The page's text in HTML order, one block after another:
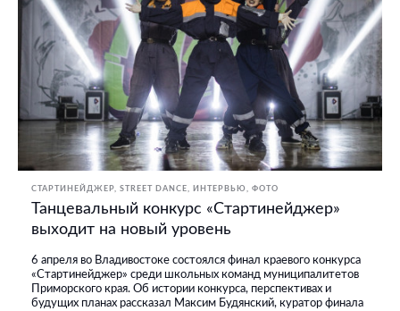
СТАРТИНЕЙДЖЕР STREET DANCE ИНТЕРВЬЮ ФОТО
Танцевальный конкурс «Стартинейджер»
выходит на новый уровень
6 апреля во Владивостоке состоялся финал краевого конкурса
«Стартинейджер» среди школьных команд муниципалитетов
Приморского края. Об истории конкурса, перспективах и
будущих планах рассказал Максим Будянский, куратор финала